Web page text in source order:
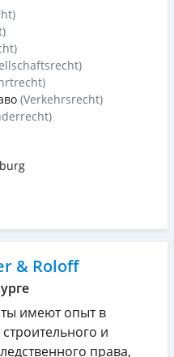
(Verkehrsrecht)
& Roloff
имеют опыт в
и
права,